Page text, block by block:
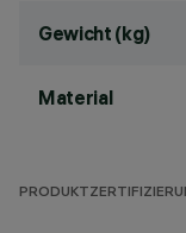
Gewicht (kg)
Material